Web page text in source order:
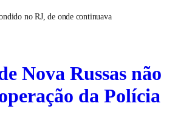
no RJ, de onde continuava
Nova Russas não
da Polícia